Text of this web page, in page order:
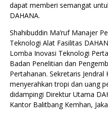
dapat memberi semangat
DAHANA.
Shahibuddin Ma’ruf Manajer
Teknologi Alat Fasilitas
Lomba Inovasi Teknologi
Badan Penelitian dan
Pertahanan. Sekretaris
menyerahkan tropi dan uang
didampingi Direktur Utama
Kantor Balitbang Kemhan,